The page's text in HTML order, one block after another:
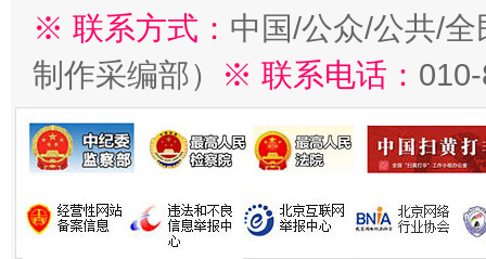
※ 联系方式： 中国/公众/公共/
制作采编部）
※ 联系电话：